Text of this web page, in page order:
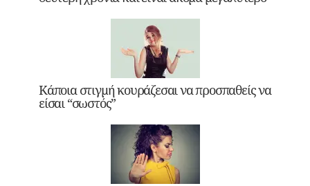
Κάποια στιγμή κουράζεσαι να προσπαθείς να
είσαι “σωστός”